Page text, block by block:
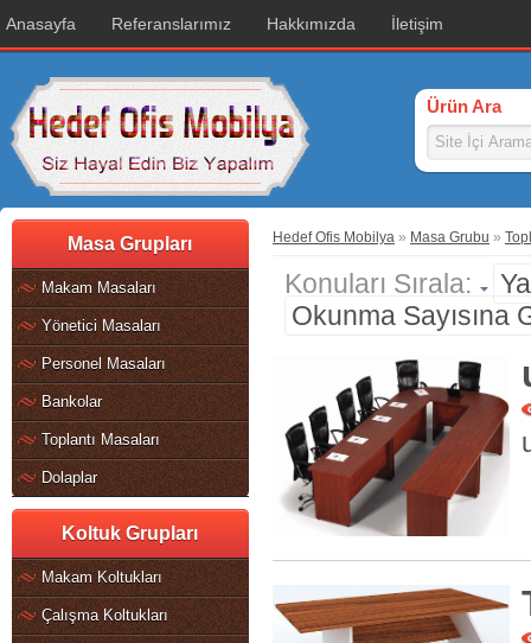
Anasayfa Referanslarımız Hakkımızda İletişim
Ürün Ara
Masa Grupları
Makam Masaları
Yönetici Masaları
Personel Masaları
Bankolar
Toplantı Masaları
Dolaplar
Koltuk Grupları
Makam Koltukları
Çalışma Koltukları
Hedef Ofis Mobilya » Masa Grubu »
Konuları Sırala:
Okunma Sayısına